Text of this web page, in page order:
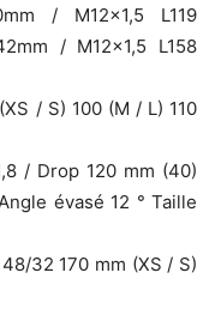
/ M12x1,5 L119
/ M12x1,5 L158
/ S) 100 (M / L) 110
/ Drop 120 mm (40)
évasé 12 ° Taille
32 170 mm (XS / S)